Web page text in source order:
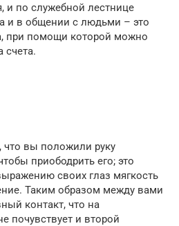
и по служебной лестнице
и в общении с людьми – это
при помощи которой можно
счета.
что вы положили руку
приободрить его; это
своих глаз мягкость
Таким образом между вами
контакт, что на
почувствует и второй